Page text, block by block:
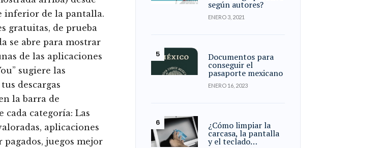
inferior de la pantalla.
gratuitas, de prueba
se abre para mostrar
de las aplicaciones
sugiere las
descargas
la barra de
cada categoría: Las
aplicaciones
juegos mejor
según autores?
ENERO 3, 2021
Documentos para
conseguir el
pasaporte mexicano
ENERO 16, 2023
¿Cómo limpiar la
carcasa, la pantalla
y el teclado…